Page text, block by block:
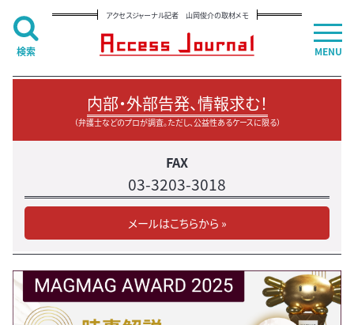
アクセスジャーナル記者 山岡俊介の取材メモ
内部・外部告発、情報求む！
（弁護士などのプロが調査。ただし、公益性あるケースに限る）
FAX
03-3203-3018
メールはこちらから »
MENU
検索